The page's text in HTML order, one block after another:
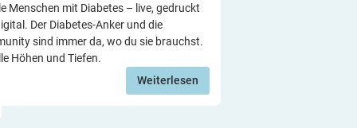
Menschen mit Diabetes – live, gedruckt
Der Diabetes-Anker und die
sind immer da, wo du sie brauchst.
Höhen und Tiefen.
Weiterlesen